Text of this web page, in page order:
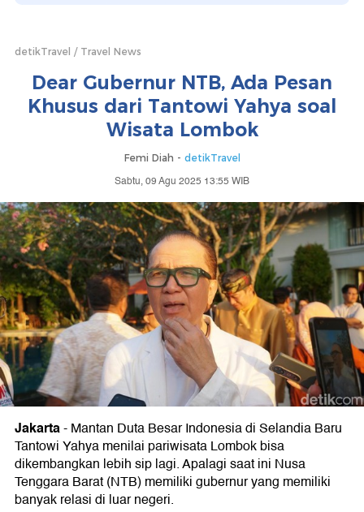
detikTravel Travel News
Dear Gubernur NTB, Ada Pesan
Khusus dari Tantowi Yahya soal
Wisata Lombok
Femi Diah - detikTravel
Sabtu, 09 Agu 2025 13:55 WIB
Jakarta-Mantan Duta Besar Indonesia di Selandia Baru
Tantowi Yahya menilai pariwisata Lombok bisa
dikembangkan lebih sip lagi. Apalagi saat ini Nusa
Tenggara Barat (NTB) memiliki gubernur yang memiliki
banyak relasi di luar negeri.